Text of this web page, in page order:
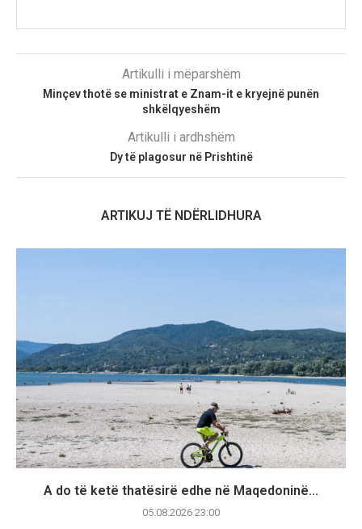
Artikulli i mëparshëm
Minçev thotë se ministrat e Znam-it e kryejnë punën
shkëlqyeshëm
Artikulli i ardhshëm
Dy të plagosur në Prishtinë
ARTIKUJ TË NDËRLIDHURA
A do të ketë thatësirë edhe në Maqedoninë...
05.08.2026 23:00